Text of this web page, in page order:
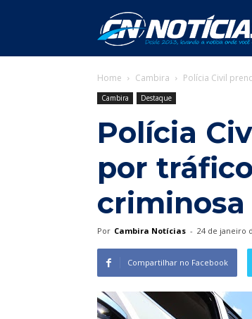
Home Cambira Polícia Civil
Cambira Destaque
Polícia
por
Por Cambira Notícias - 24 de janeiro
Compartilhar no Facebook